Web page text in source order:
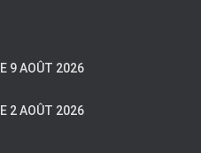
9 AOÛT 2026
2 AOÛT 2026